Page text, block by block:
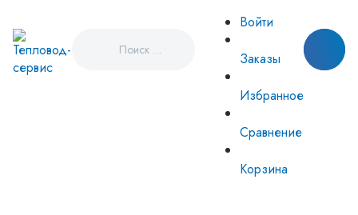
сторона, ТК «Конструктор», линия
Войти
Заказы
Избранное
Сравнение
Корзина